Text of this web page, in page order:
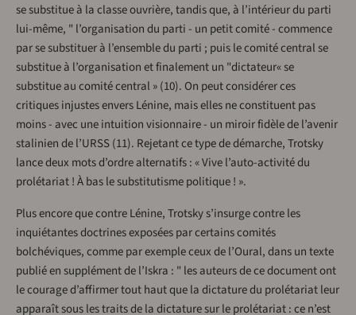
se substitue à la classe ouvrière, tandis que, à l’intérieur du parti
lui-même, " l’organisation du parti - un petit comité - commence
par se substituer à l’ensemble du parti ; puis le comité central se
substitue à l’organisation et finalement un "dictateur« se
substitue au comité central » (10). On peut considérer ces
critiques injustes envers Lénine, mais elles ne constituent pas
moins - avec une intuition visionnaire - un miroir fidèle de l’avenir
stalinien de l’URSS (11). Rejetant ce type de démarche, Trotsky
lance deux mots d’ordre alternatifs : « Vive l’auto-activité du
prolétariat ! À bas le substitutisme politique ! ».
Plus encore que contre Lénine, Trotsky s’insurge contre les
inquiétantes doctrines exposées par certains comités
bolchéviques, comme par exemple ceux de l’Oural, dans un texte
publié en supplément de l’Iskra : " les auteurs de ce document ont
le courage d’affirmer tout haut que la dictature du prolétariat leur
apparaît sous les traits de la dictature sur le prolétariat : ce n’est